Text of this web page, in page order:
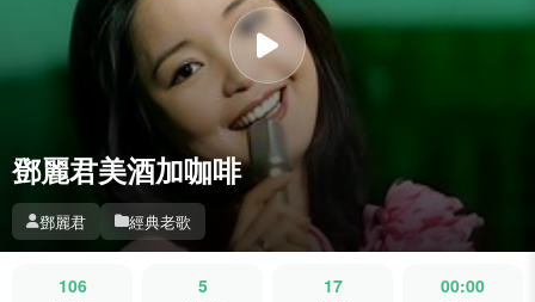
鄧麗君美酒加咖啡
鄧麗君 經典老歌
106 5 17 00:00